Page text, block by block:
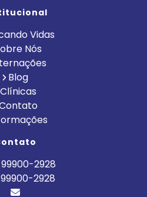
Vidas
Nós
Blog
Clínicas
99900-2928
99900-2928